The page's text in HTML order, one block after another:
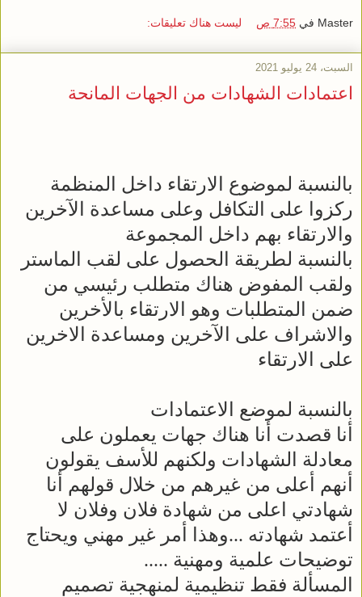
Master في 7:55 ص ليست هناك تعليقات:
السبت، 24 يوليو 2021
اعتمادات الشهادات من الجهات المانحة
بالنسبة لموضوع الارتقاء داخل المنظمة
ركزوا على التكافل وعلى مساعدة الآخرين
والارتقاء بهم داخل المجموعة
بالنسبة لطريقة الحصول على لقب الماستر
ولقب المفوض هناك متطلب رئيسي من
ضمن المتطلبات وهو الارتقاء بالأخرين
والاشراف على الآخرين ومساعدة الاخرين
على الارتقاء
بالنسبة لموضع الاعتمادات
أنا قصدت أنا هناك جهات يعملون على
معادلة الشهادات ولكنهم للأسف يقولون
أنهم أعلى من غيرهم من خلال قولهم أنا
شهادتي اعلى من شهادة فلان وفلان لا
أعتمد شهادته ...وهذا أمر غير مهني ويحتاج
توضيحات علمية ومهنية .....
المسألة فقط تنظيمية لمنهجية تصميم